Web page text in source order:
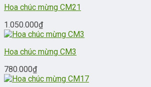
Hoa chúc mừng CM21
1.050.000₫
Hoa chúc mừng CM3
780.000₫